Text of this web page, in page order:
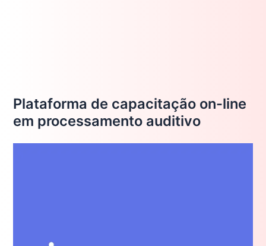
Plataforma de capacitação on-line
em processamento auditivo